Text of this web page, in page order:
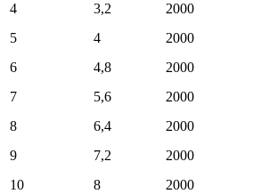
4
3,2 2000
5
4 2000
6
4,8 2000
7
5,6 2000
8
6,4 2000
9
7,2 2000
10
8 2000